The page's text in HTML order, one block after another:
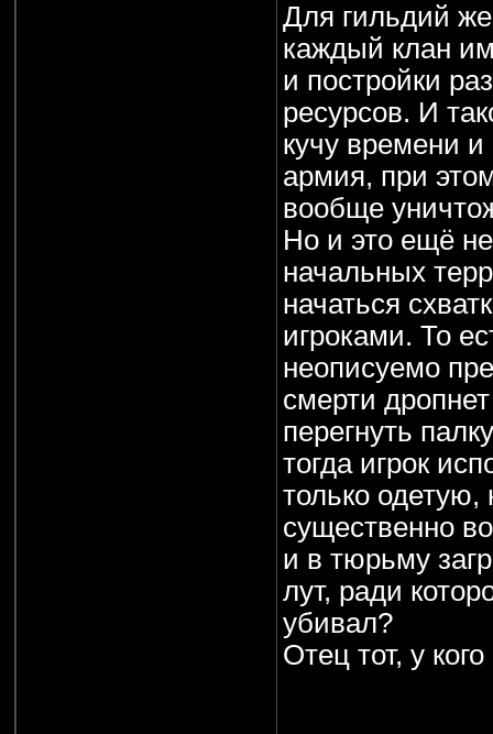
Для гильдий
каждый клан
и постройки
ресурсов. И
кучу времени
армия, при
вообще
Но и это ещё
начальных
начаться
игроками. То
неописуемо
смерти
перегнуть
тогда игрок
только
существенно
и в тюрьму
лут, ради
убивал?
Отец тот, у